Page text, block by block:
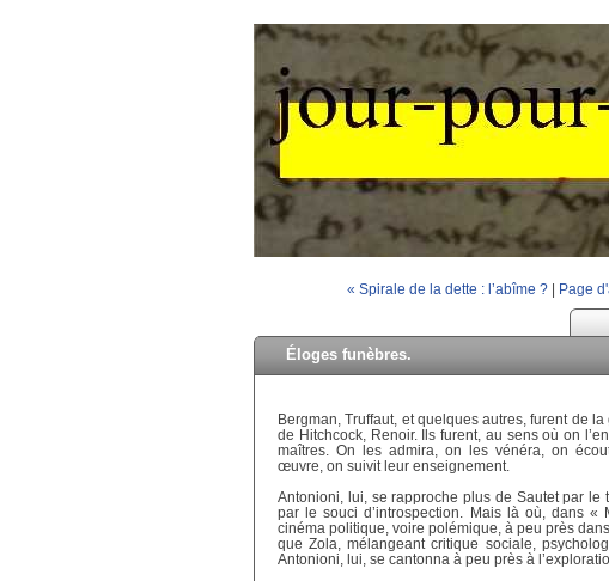
« Spirale de la dette : l’abîme ? | Page
Éloges funèbres.
Bergman, Truffaut, et quelques autres, furent de
de Hitchcock, Renoir. Ils furent, au sens où on
maîtres. On les admira, on les vénéra, on
œuvre, on suivit leur enseignement.
Antonioni, lui, se rapproche plus de Sautet par le
par le souci d’introspection. Mais là où, dans «
cinéma politique, voire polémique, à peu près
que Zola, mélangeant critique sociale,
Antonioni, lui, se cantonna à peu près à